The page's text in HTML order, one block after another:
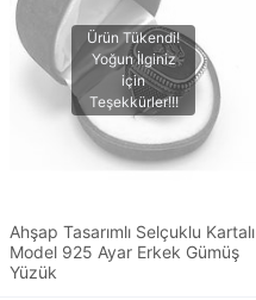
Ahşap Tasarımlı Selçuklu Kartalı
Model 925 Ayar Erkek Gümüş
Yüzük